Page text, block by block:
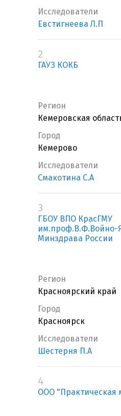
Исследователи
Евстигнеева Л.П
2
ГАУЗ КОКБ
Регион
Кемеровская
Город
Кемерово
Исследователи
Смакотина С.А
3
ГБОУ ВПО КрасГМУ
им.проф.В.Ф.Войно-
Минздрава России
Регион
Красноярский край
Город
Красноярск
Исследователи
Шестерня П.А
4
ООО "Практическая